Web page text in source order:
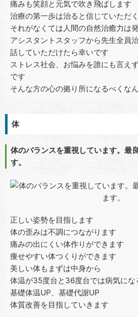
痛みも笑顔と元気で吹き飛ばします
治療の第一歩は治ると信じていただ
それがなくては人間の自然治癒力は
アシスタントスタッフから先生全員
話していただけたら幸いです
ストレス社会、お悩みを誰にも言え
です
そんな方の心の拠り所になるべくな
体
体のバランスを重視しています。最
す。
正しい姿勢を目指します
体の歪みは不調につながります
痛みの出にくい体作りができます
痩せやすい体つくりができます
美しい体もまずは中身から
体温が35度台と36度台では病気にな
基礎体温UP、基礎代謝UP
体質改善を目指していきます